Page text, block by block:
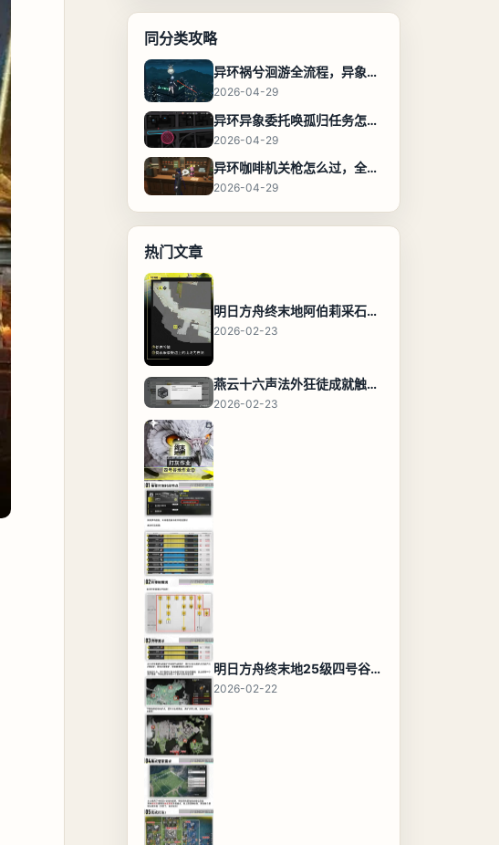
同分类攻略
异环祸兮洄游全流程，异象委托任务通关攻略
2026-04-29
异环异象委托唤孤归任务怎么完成，流程步骤与位置攻略
2026-04-29
异环咖啡机关枪怎么过，全流程通关攻略
2026-04-29
热门文章
明日方舟终末地阿伯莉采石场宝箱全收集攻略，全点位分布图与路线
2026-02-23
燕云十六声法外狂徒成就触发条件与通关攻略
2026-02-23
明日方舟终末地25级四号谷地基地蓝图，高效布局规划
2026-02-22